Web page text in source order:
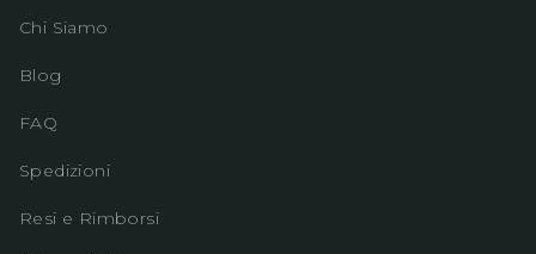
Chi Siamo
Blog
FAQ
Spedizioni
Resi e Rimborsi